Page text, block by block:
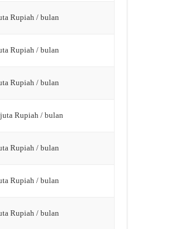
Rupiah / bulan
Rupiah / bulan
Rupiah / bulan
Rupiah / bulan
Rupiah / bulan
Rupiah / bulan
Rupiah / bulan